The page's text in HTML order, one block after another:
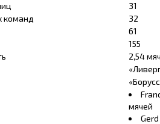
31
команд
32
61
155
2,54
мячей